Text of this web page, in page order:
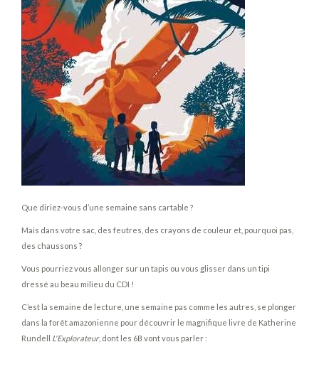
Que diriez-vous d’une semaine sans cartable ?
Mais dans votre sac, des feutres, des crayons de couleur et, pourquoi pas,
des chaussons ?
Vous pourriez vous allonger sur un tapis ou vous glisser dans un tipi
dressé au beau milieu du CDI !
C’est la semaine de lecture, une semaine pas comme les autres, se plonger
dans la forêt amazonienne pour découvrir le magnifique livre de Katherine
Rundell L'Explorateur, dont les 6B vont vous parler :